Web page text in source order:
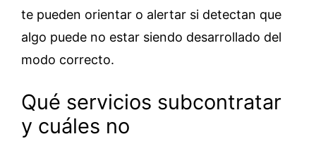
te pueden orientar o alertar si detectan que
algo puede no estar siendo desarrollado del
modo correcto.
Qué servicios subcontratar
y cuáles no